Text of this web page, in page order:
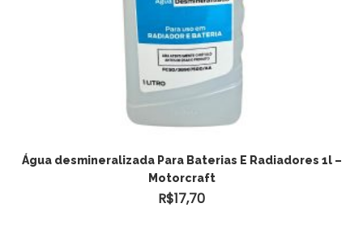
ADICIONAR AO CARRINHO
Água desmineralizada Para Baterias E Radiadores 1l –
Motorcraft
R$17,70